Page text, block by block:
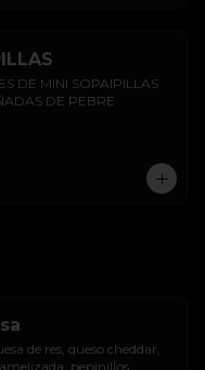
DE MINI SOPAIPILLAS
DE PEBRE
de res, queso cheddar,
pepinillos,